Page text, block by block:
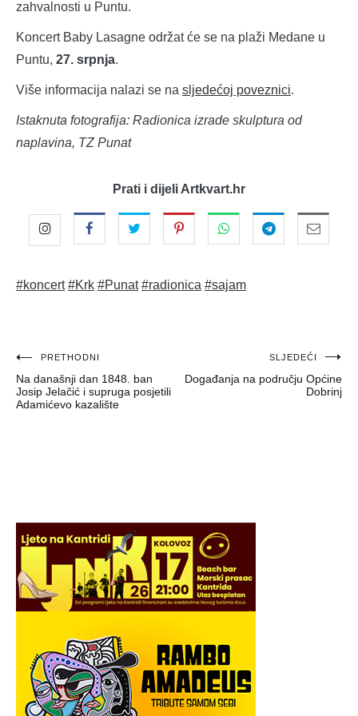
zahvalnosti u Puntu.
Koncert Baby Lasagne održat će se na plaži Medane u
Puntu, 27. srpnja.
Više informacija nalazi se na sljedećoj poveznici.
Istaknuta fotografija: Radionica izrade skulptura od
naplavina, TZ Punat
Prati i dijeli Artkvart.hr
#koncert #Krk #Punat #radionica #sajam
Navigacija
objava
PRETHODNI
Na današnji dan 1848. ban
Josip Jelačić i supruga posjetili
Adamićevo kazalište
SLJEDEĆI
Događanja na području Općine
Dobrinj